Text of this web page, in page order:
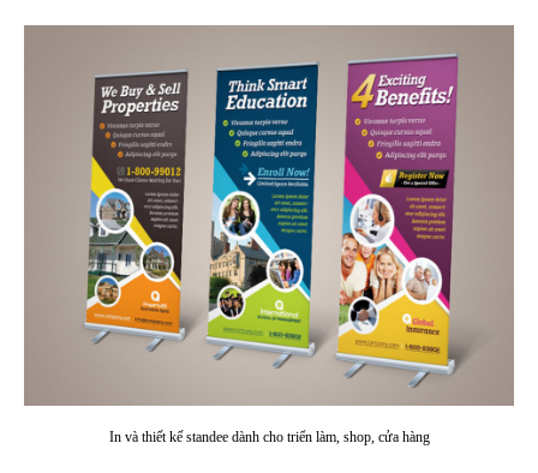
In và thiết kế standee dành cho triển làm, shop, cửa hàng